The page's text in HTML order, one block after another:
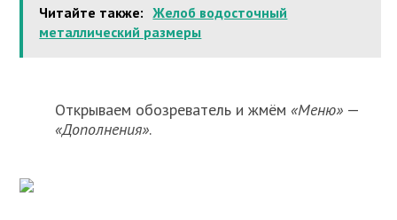
Читайте также: Желоб водосточный
металлический размеры
Открываем обозреватель и жмём«Меню» —
«Дополнения».